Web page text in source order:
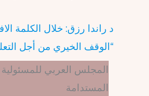
د راندا رزق: خلال الكلمة
“الوقف الخيري من أجل
المجلس العربي للمسئولية
المستدامة